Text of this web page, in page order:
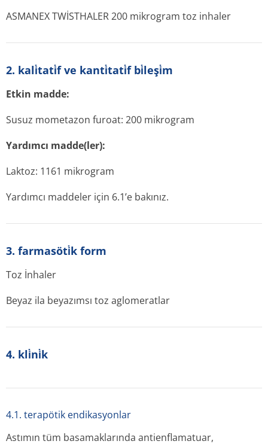
ASMANEX TWİSTHALER 200 mikrogram toz inhaler
2. kali̇tati̇f ve kanti̇tati̇f bi̇leşi̇m
Etkin madde:
Susuz mometazon furoat: 200 mikrogram
Yardımcı madde(ler):
Laktoz: 1161 mikrogram
Yardımcı maddeler için 6.1’e bakınız.
3. farmasöti̇k form
Toz İnhaler
Beyaz ila beyazımsı toz aglomeratlar
4. kli̇ni̇k
4.1. terapötik endikasyonlar
Astımın tüm basamaklarında antienflamatuar,